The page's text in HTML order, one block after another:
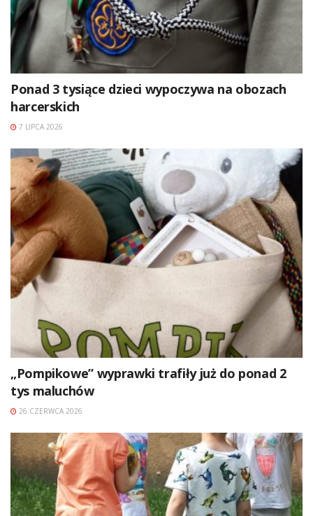
Ponad 3 tysiące dzieci wypoczywa na obozach
harcerskich
7 LIPCA 2026
„Pompikowe” wyprawki trafiły już do ponad 2
tys maluchów
26 CZERWCA 2026